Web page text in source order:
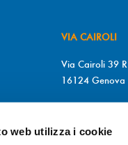
web utilizza i cookie
VIA CAIROLI
Via Cairoli 39 R
16124 Genova